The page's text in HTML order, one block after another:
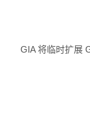
GIA 将临时扩展